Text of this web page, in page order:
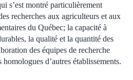
s’est montré particulièrement
recherches aux agriculteurs et aux
du Québec; la capacité à
la qualité et la quantité des
des équipes de recherche
d’autres établissements.